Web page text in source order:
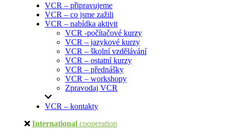
VCR – připravujeme
VCR – co jsme zažili
VCR – nabídka aktivit
VCR -počítačové kurzy
VCR – jazykové kurzy
VCR – školní vzdělávání
VCR – ostatní kurzy
VCR – přednášky
VCR – workshopy
Zpravodaj VCR
VCR – kontakty
International cooperation